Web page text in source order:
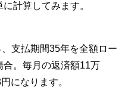
計算してみます。
支払期間35年を全額ロー
合。毎月の返済額11万
になります。